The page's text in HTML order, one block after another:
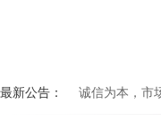
最新公告： 诚信为本，市